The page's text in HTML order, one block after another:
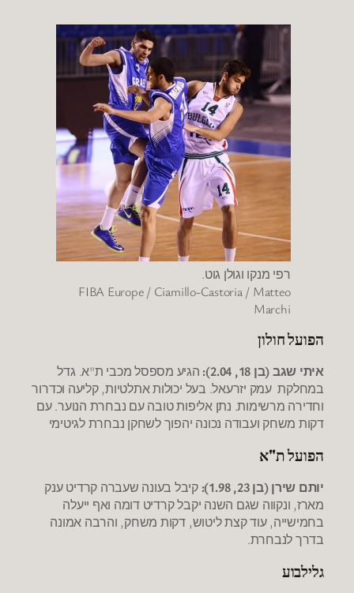
רפי מנקו וגולן גוט.
FIBA Europe / Ciamillo-Castoria / Matteo
Marchi
הפועל חולון
איתי שגב (בן 18, 2.04):
הגיע מספסל מכבי ת"א. גדל
במחלקת עמק יזרעאל. בעל יכולות אתלטיות, קליעה וכדרור
וחדירה מרשימות. נתן אליפות טובה עם נבחרת הנוער. עם
דקות משחק ועבודה נכונה יהפוך לשחקן נבחרת לגיטימי
הפועל ת"א
יותם שירן (בן 23, 1.98):
קיבל בעונה שעברה קרדיט ענק
מארז, ונקווה שגם השנה יקבל קרדיט דומה ואף ייעלה
בחמישייה, עוד קצת ליטוש, דקות משחק, והרבה אמונה
בדרך לנבחרת.
גלילבוע